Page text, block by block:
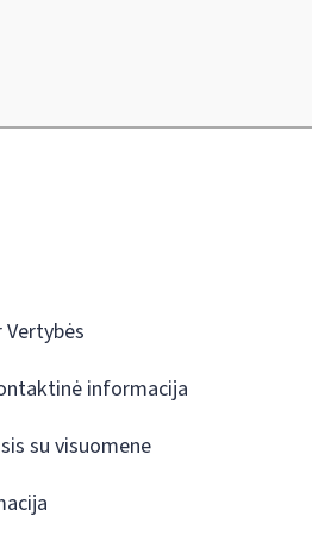
Vertybės
informacija
su visuomene